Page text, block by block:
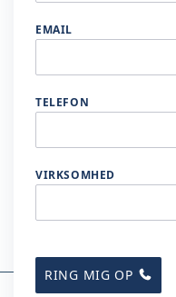
EMAIL
TELEFON
VIRKSOMHED
RING MIG OP